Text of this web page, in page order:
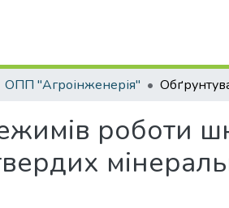
ОПП "Агроінженерія"
роботи